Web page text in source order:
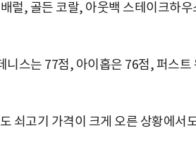
럴, 골든 코랄, 아웃백 스테이크하
스는 77점, 아이홉은 76점, 퍼스트
쇠고기 가격이 크게 오른 상황에서